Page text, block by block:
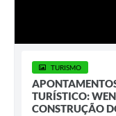
TURISMO
TURÍSTICO:
CONSTRUÇÃO